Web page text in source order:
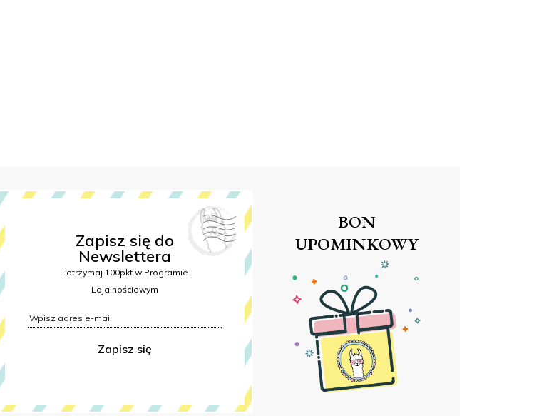
Zapisz się do
Newslettera
i otrzymaj 100pkt w Programie
Lojalnościowym
Zapisz się
BON
UPOMINKOWY